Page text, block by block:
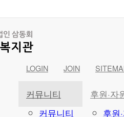
LOGIN JOIN
커뮤니티
커뮤니티
후원·자
후원